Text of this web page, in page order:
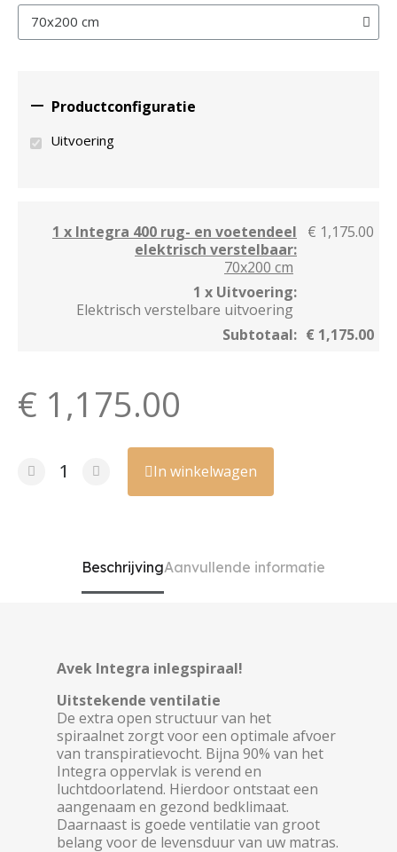
 Productconfiguratie
Uitvoering
1 x Integra 400 rug- en voetendeel
elektrisch verstelbaar:
70x200 cm
€ 1,175.00
1 x Uitvoering:
Elektrisch verstelbare uitvoering
Subtotaal: € 1,175.00
€ 1,175.00
In winkelwagen
BeschrijvingAanvullende informatie
Avek Integra inlegspiraal!
Uitstekende ventilatie
De extra open structuur van het
spiraalnet zorgt voor een optimale afvoer
van transpiratievocht. Bijna 90% van het
Integra oppervlak is verend en
luchtdoorlatend. Hierdoor ontstaat een
aangenaam en gezond bedklimaat.
Daarnaast is goede ventilatie van groot
belang voor de levensduur van uw matras.